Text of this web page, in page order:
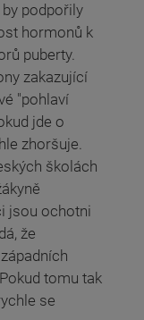
podpořily
hormonů k
puberty.
zakazující
"pohlaví
jde o
zhoršuje.
školách
jsou ochotni
že
tomu tak
se